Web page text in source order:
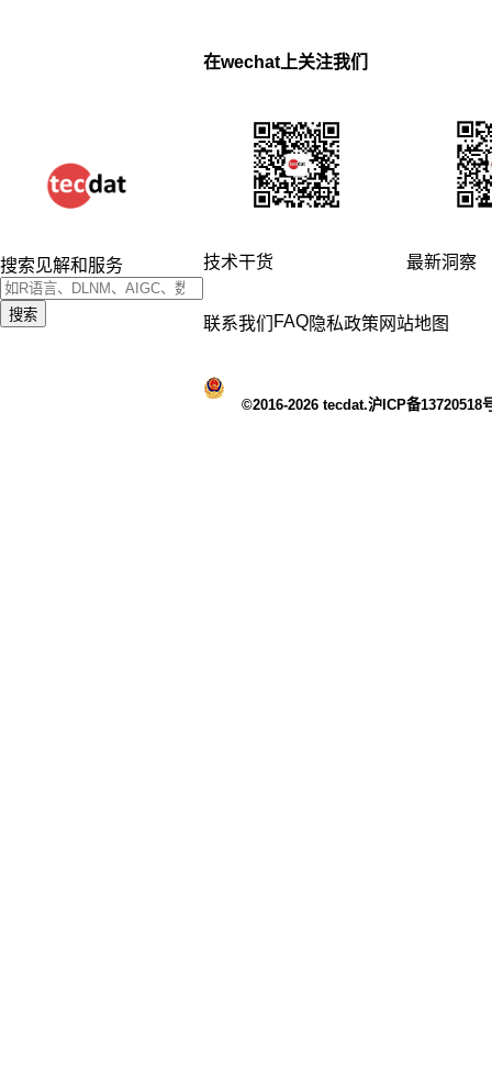
搜索见解和服务
搜索
在wechat上关注我们
技术干货 最新洞察
联系我们 FAQ隐私政策 网站地图
©2016-2026 tecdat.沪ICP备13720518